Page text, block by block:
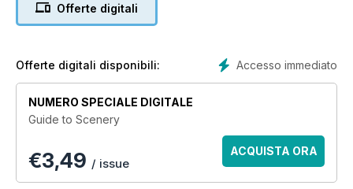
Offerte digitali
Accesso immediato
Offerte digitali disponibili:
NUMERO SPECIALE DIGITALE
Guide to Scenery
€3,49 / issue
ACQUISTA ORA